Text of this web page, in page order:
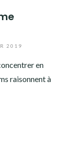
2019
en
raisonnent à